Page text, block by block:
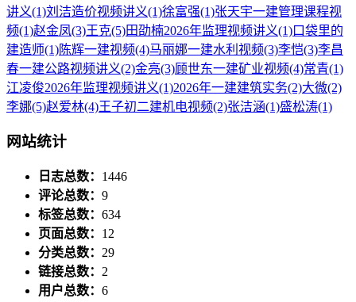
讲义(1)刘洁造价视频讲义(1)徐富强(1)张天宇一建管理课程视
频(1)赵金凤(3)王克(5)田劭楠2026年监理视频讲义(1)口袋里的
建造师(1)陈辉一建视频(4)马丽娜一建水利视频(3)李恺(3)李昌
春一建公路视频讲义(2)金亮(3)顾世东一建矿业视频(4)常青(1)
江凌俊2026年监理视频讲义(1)2026年一建建筑实务(2)大微(2)
李娜(5)赵爱林(4)王子初二建机电视频(2)张洁涵(1)盛松涛(1)
网站统计
日志总数： 1446
评论总数： 9
标签总数： 634
页面总数： 12
分类总数： 29
链接总数： 2
用户总数： 6